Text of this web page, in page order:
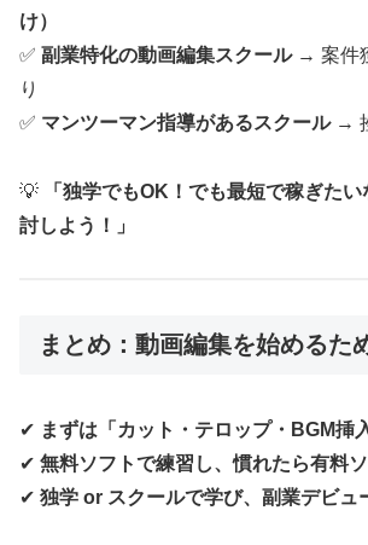
け）
✅ 副業特化の動画編集スクール→ 案件
り
✅ マンツーマン指導があるスクール→
💡
「独学でもOK！でも最短で稼ぎた
討しよう！」
まとめ：動画編集を始めるた
✔ まずは「カット・テロップ・BGM挿
✔ 無料ソフトで練習し、慣れたら有料
✔ 独学 or スクールで学び、副業デビュ